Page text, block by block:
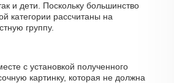
и дети. Поскольку большинство
категории рассчитаны на
группу.
с установкой полученного
картинку, которая не должна